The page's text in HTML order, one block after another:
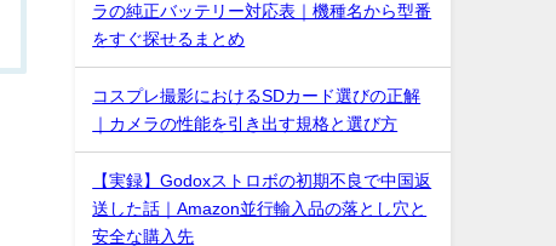
ラの純正バッテリー対応表｜機種名から型番
をすぐ探せるまとめ
コスプレ撮影におけるSDカード選びの正解
｜カメラの性能を引き出す規格と選び方
【実録】Godoxストロボの初期不良で中国返
送した話｜Amazon並行輸入品の落とし穴と
安全な購入先